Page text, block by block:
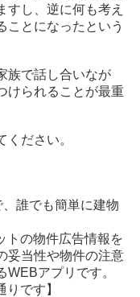
すし、逆に何も考え
ことになったという
族で話し合いなが
けられることが最重
ださい。
誰でも簡単に建物
トの物件広告情報を
妥当性や物件の注意
アプリです。
です】